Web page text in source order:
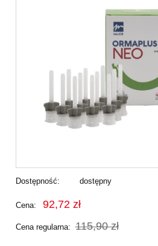
Dostępność: dostępny
Cena: 92,72 zł
Cena regularna: 115,90 zł